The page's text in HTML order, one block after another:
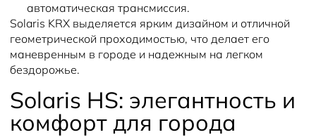
автоматическая трансмиссия.
Solaris KRX выделяется ярким дизайном и отличной
геометрической проходимостью, что делает его
маневренным в городе и надежным на легком
бездорожье.
Solaris HS: элегантность и
комфорт для города